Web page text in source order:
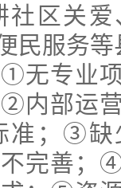
社区关
民服务
无专业
内部运
准；③缺
完善；